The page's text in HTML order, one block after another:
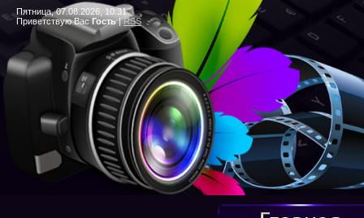
Пятница, 07.08.2026, 10:31
Приветствую Вас Гость|RSS